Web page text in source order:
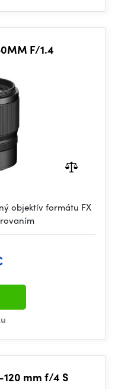
F/1.4
objektív formátu FX
120 mm f/4 S